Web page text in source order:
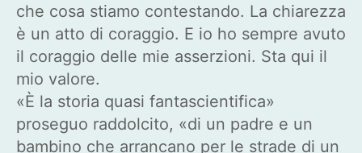
che cosa stiamo contestando. La chiarezza
è un atto di coraggio. E io ho sempre avuto
il coraggio delle mie asserzioni. Sta qui il
mio valore.
«È la storia quasi fantascientifica»
proseguo raddolcito, «di un padre e un
bambino che arrancano per le strade di un